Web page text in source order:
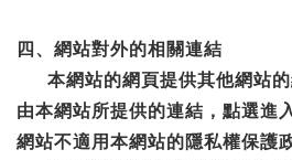
四、網站對外的相關連結
本網站的網頁提供其他網站的
由本網站所提供的連結，點選進
網站不適用本網站的隱私權保護